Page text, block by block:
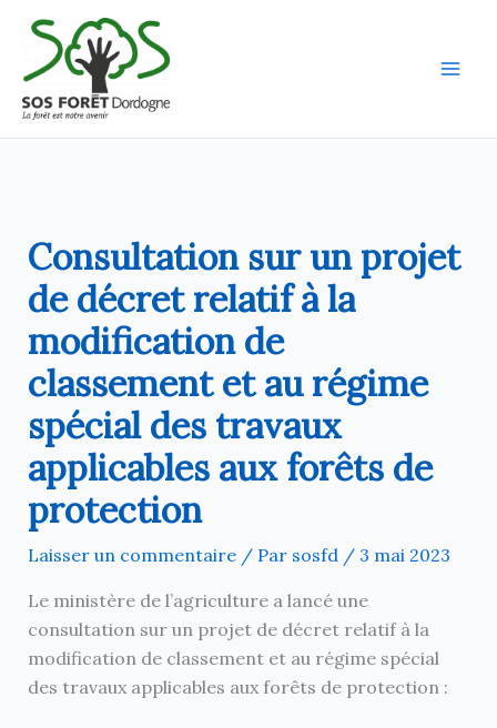
contenu
Consultation sur un projet
de décret relatif à la
modification de
classement et au régime
spécial des travaux
applicables aux forêts de
protection
Laisser un commentaire / Par sosfd / 3 mai 2023
Le ministère de l’agriculture a lancé une
consultation sur un projet de décret relatif à la
modification de classement et au régime spécial
des travaux applicables aux forêts de protection :